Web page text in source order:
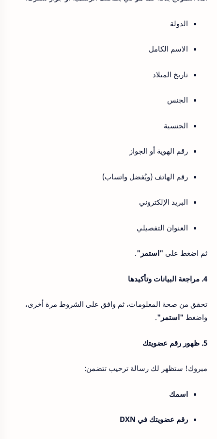
الدولة
الاسم الكامل
تاريخ الميلاد
الجنس
الجنسية
رقم الهوية أو الجواز
رقم الهاتف (ويُفضل واتساب)
البريد الإلكتروني
العنوان التفصيلي
ثم اضغط على "استمر".
4. مراجعة البيانات وتأكيدها
تحقق من صحة المعلومات، ثم وافق على الشروط مرة أخرى،
واضغط "استمر".
5. ظهور رقم عضويتك
مبروك! ستظهر لك رسالة ترحيب تتضمن:
اسمك
رقم عضويتك في DXN